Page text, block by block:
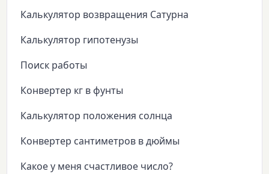
Калькулятор возвращения Сатурна
Калькулятор гипотенузы
Поиск работы
Конвертер кг в фунты
Калькулятор положения солнца
Конвертер сантиметров в дюймы
Какое у меня счастливое число?